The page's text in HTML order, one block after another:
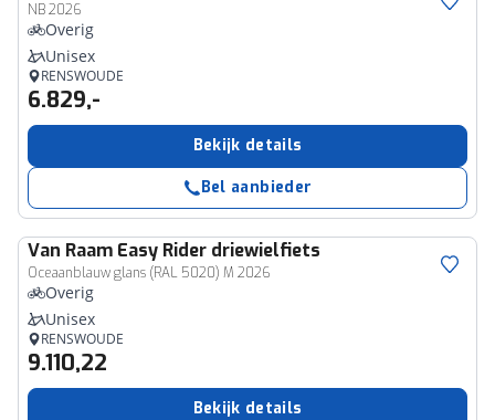
NB 2026
Overig
Unisex
RENSWOUDE
6.829,-
Bekijk details
Bel aanbieder
Van Raam Easy Rider driewielfiets
Oceaanblauw glans (RAL 5020) M 2026
Overig
Unisex
RENSWOUDE
9.110,22
Bekijk details